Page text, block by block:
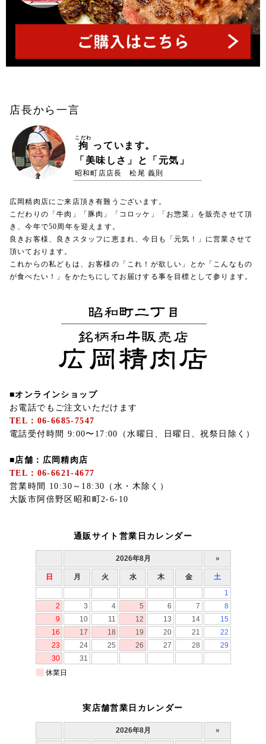
店長から一言
拘
こだわ
っています。
「美味しさ」と「元気」
昭和町店店長 松尾 義則
広岡精肉店にご来店頂き有難うございます。
こだわりの「牛肉」「豚肉」「コロッケ」「お惣菜」を販売させて頂
き、今年で50周年を迎えます。
良きお客様、良きスタッフに恵まれ、今日も「元気！」に営業させて
頂いております。
これからの私どもは、お客様の「これ！が欲しい」とか「こんなもの
が食べたい！」をかたちにしてお届けする事を目標として参ります。
■オンラインショップ
お電話でもご注文いただけます
TEL：06-6685-7547
電話受付時間 9:00〜17:00（水曜日、日曜日、祝祭日除く）
■店舗：広岡精肉店
TEL：06-6621-4677
営業時間 10:30～18:30（水・木除く）
大阪市阿倍野区昭和町2-6-10
通販サイト営業日カレンダー
実店舗営業日カレンダー